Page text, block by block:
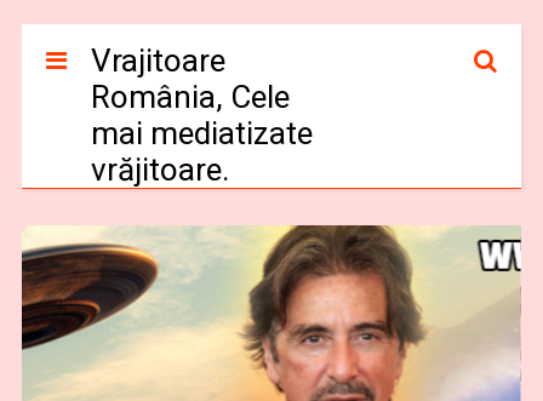
Vrajitoare
România, Cele
mai mediatizate
vrăjitoare.